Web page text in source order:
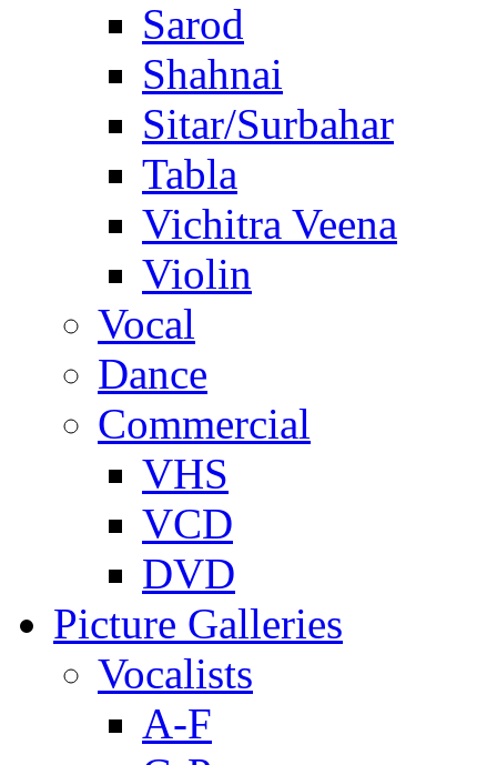
Sarod
Shahnai
Sitar/Surbahar
Tabla
Vichitra Veena
Violin
Vocal
Dance
Commercial
VHS
VCD
DVD
Picture Galleries
Vocalists
A-F